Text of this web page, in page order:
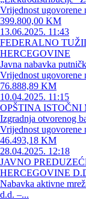
Vrijednost ugovorene
399.800,00 KM
13.06.2025. 11:43
FEDERALNO
HERCEGOVINE
Javna nabavka
Vrijednost ugovorene
76.888,89 KM
10.04.2025. 11:15
OPŠTINA ISTOČNI
Izgradnja otvorenog
Vrijednost ugovorene
46.493,18 KM
28.04.2025. 12:18
JAVNO
HERCEGOVINE
Nabavka aktivne
d.d. –...